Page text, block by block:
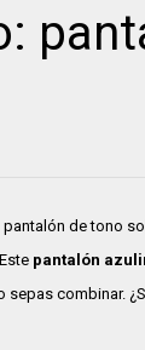
de tono
pantalón
sepas combinar.